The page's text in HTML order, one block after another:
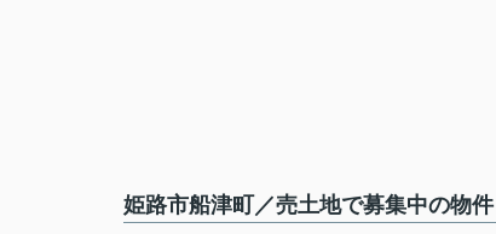
姫路市船津町／売土地で募集中の物件